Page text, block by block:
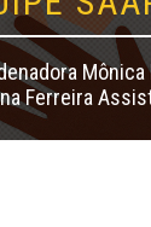
Ferreira